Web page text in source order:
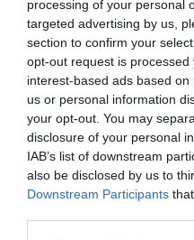
processing of your personal
targeted advertising by us,
section to confirm your
opt-out request is
interest-based ads based
us or personal information
your opt-out. You may
disclosure of your personal
IAB’s list of downstream
also be disclosed by us to
Downstream Participants
de Google de
Mantente informado
actualidad
ACTIVAR AHORA